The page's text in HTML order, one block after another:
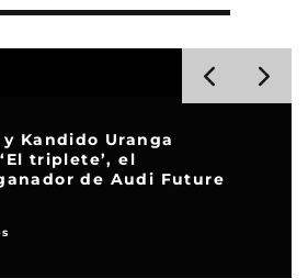
Kandido Uranga
triplete’, el
de Audi Future